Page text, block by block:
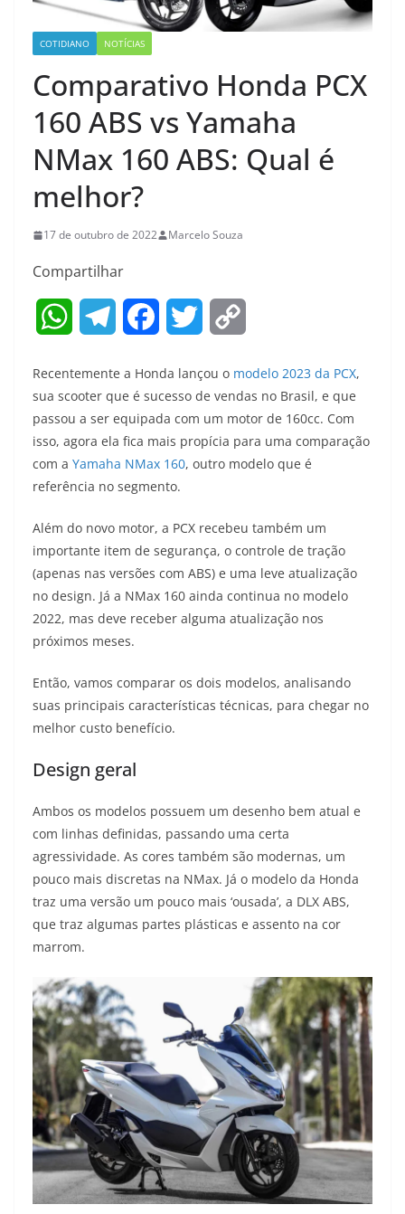
COTIDIANO NOTÍCIAS
Comparativo Honda PCX
160 ABS vs Yamaha
NMax 160 ABS: Qual é
melhor?
17 de outubro de 2022 Marcelo Souza
Compartilhar
W
a
t
s
A
p
p
l
e
g
r
a
m
c
e
b
o
o
k
i
t
t
r
p
y
L
n
k
Recentemente a Honda lançou o modelo 2023 da PCX,
sua scooter que é sucesso de vendas no Brasil, e que
passou a ser equipada com um motor de 160cc. Com
isso, agora ela fica mais propícia para uma comparação
com a Yamaha NMax 160, outro modelo que é
referência no segmento.
Além do novo motor, a PCX recebeu também um
importante item de segurança, o controle de tração
(apenas nas versões com ABS) e uma leve atualização
no design. Já a NMax 160 ainda continua no modelo
2022, mas deve receber alguma atualização nos
próximos meses.
Então, vamos comparar os dois modelos, analisando
suas principais características técnicas, para chegar no
melhor custo benefício.
Design geral
Ambos os modelos possuem um desenho bem atual e
com linhas definidas, passando uma certa
agressividade. As cores também são modernas, um
pouco mais discretas na NMax. Já o modelo da Honda
traz uma versão um pouco mais ‘ousada’, a DLX ABS,
que traz algumas partes plásticas e assento na cor
marrom.